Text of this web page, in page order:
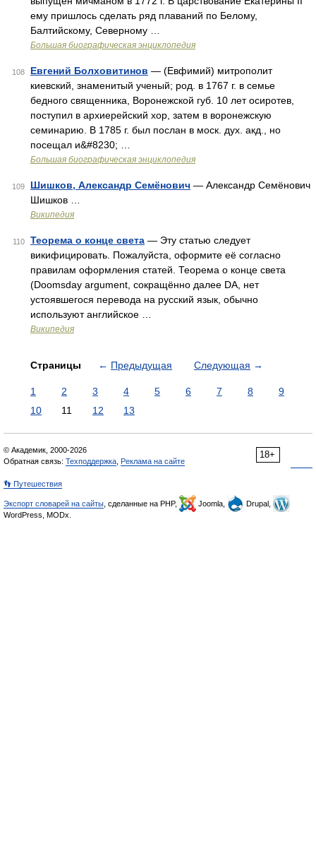
ему пришлось сделать ряд плаваний по Белому,
Балтийскому, Северному …
Большая биографическая энциклопедия
108 Евгений Болховитинов — (Евфимий) митрополит
киевский, знаменитый ученый; род. в 1767 г. в семье
бедного священника, Воронежской губ. 10 лет осиротев,
поступил в архиерейский хор, затем в воронежскую
семинарию. В 1785 г. был послан в моск. дух. акд., но
посещал и&#8230; …
Большая биографическая энциклопедия
109 Шишков, Александр Семёнович — Александр Семёнович
Шишков …
Википедия
110 Теорема о конце света — Эту статью следует
викифицировать. Пожалуйста, оформите её согласно
правилам оформления статей. Теорема о конце света
(Doomsday argument, сокращённо далее DA, нет
устоявшегося перевода на русский язык, обычно
используют английское …
Википедия
Страницы ← Предыдущая Следующая →
1 2 3 4 5 6 7 8
9
10
11 12 13
18+
© Академик, 2000-2026
Обратная связь: Техподдержка Реклама на сайте
👣 Путешествия
Экспорт словарей на сайты , сделанные на PHP, Joomla,
Drupal,
WordPress, MODx.